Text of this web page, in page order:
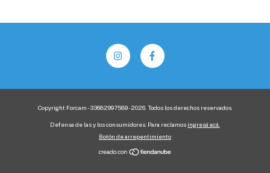
Copyright Forcam - 33682997589 - 2026. Todos los derechos reservados.
Defensa de las y los consumidores. Para reclamos ingresá acá.
Botón de arrepentimiento